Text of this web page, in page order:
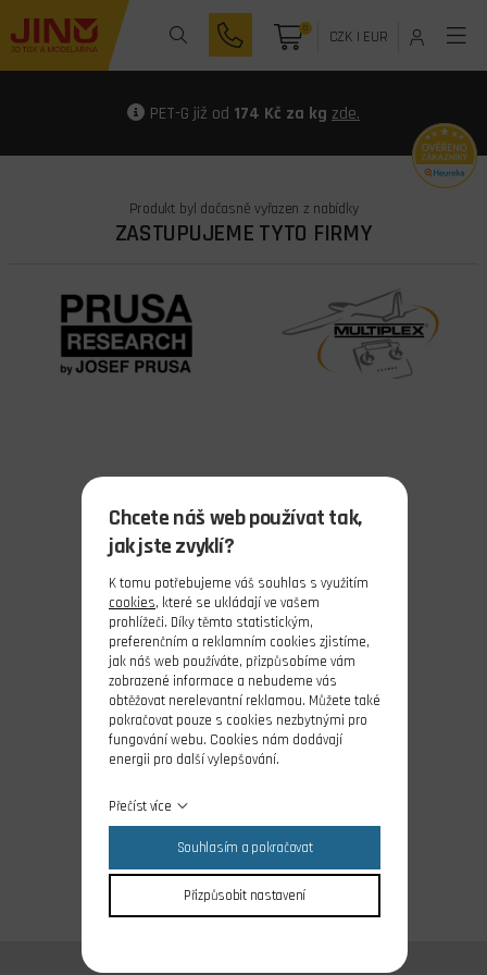
0 CZK| EUR
PET-G již od 174 Kč za kg zde.
Produkt byl dočasně vyřazen z nabídky
ZASTUPUJEME TYTO FIRMY
Chcete náš web používat tak,
jak jste zvyklí?
K tomu potřebujeme váš souhlas s využitím
cookies, které se ukládají ve vašem
prohlížeči. Díky těmto statistickým,
preferenčním a reklamním cookies zjistíme,
jak náš web používáte, přizpůsobíme vám
zobrazené informace a nebudeme vás
obtěžovat nerelevantní reklamou. Můžete také
pokračovat pouze s cookies nezbytnými pro
fungování webu. Cookies nám dodávají
energii pro další vylepšování.
Přečíst více
Souhlasím a pokračovat
Přizpůsobit nastavení